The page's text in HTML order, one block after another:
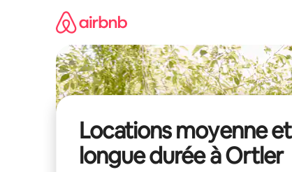
Locations moyenne et
longue durée à Ortler